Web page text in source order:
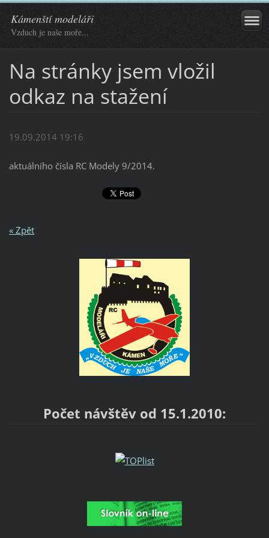
Kámenští modeláři
Vzduch je naše moře...
Na stránky jsem vložil
odkaz na stažení
19.09.2014 19:16
aktuálního čísla RC Modely 9/2014.
« Zpět
Počet návštěv od 15.1.2010: